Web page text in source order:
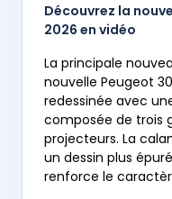
Découvrez la
2026 en vidéo
La principale
nouvelle Peugeot
redessinée avec
composée de trois
projecteurs. La
un dessin plus
renforce le